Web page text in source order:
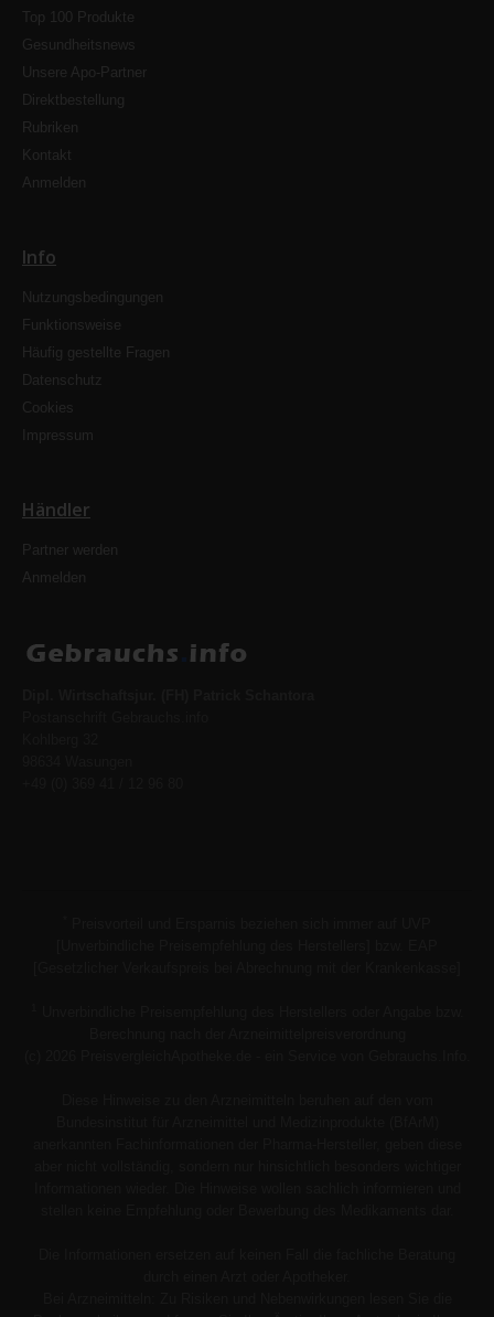
Top 100 Produkte
Gesundheitsnews
Unsere Apo-Partner
Direktbestellung
Rubriken
Kontakt
Anmelden
Info
Nutzungsbedingungen
Funktionsweise
Häufig gestellte Fragen
Datenschutz
Cookies
Impressum
Händler
Partner werden
Anmelden